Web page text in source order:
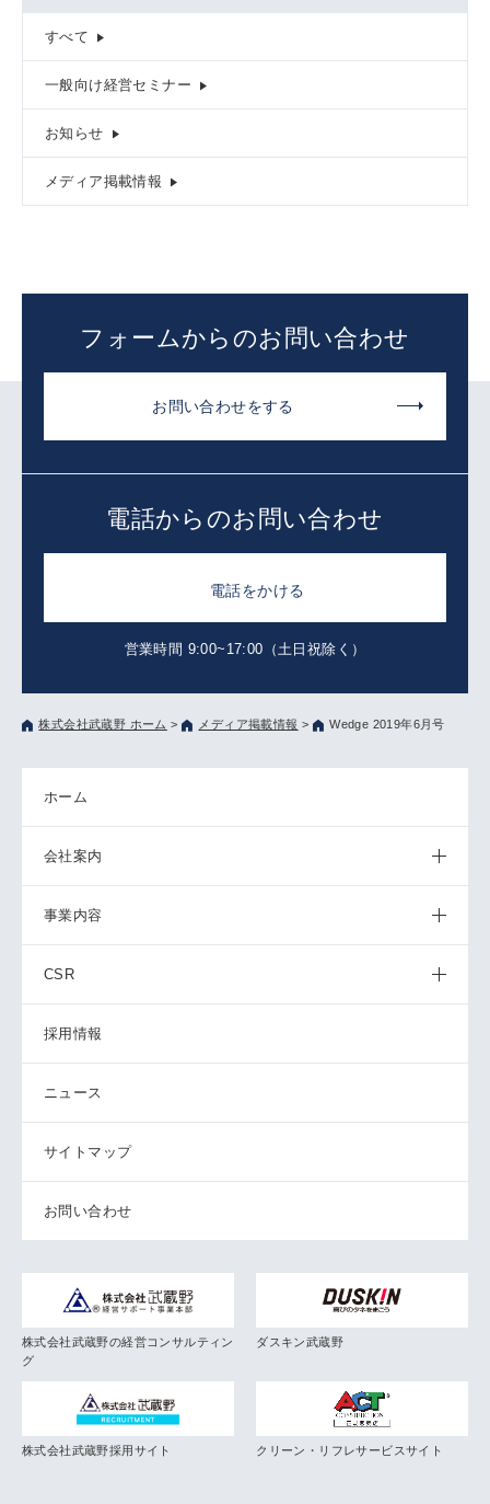
すべて
一般向け経営セミナー
お知らせ
メディア掲載情報
フォームからのお問い合わせ
お問い合わせをする
電話からのお問い合わせ
電話をかける
営業時間 9:00~17:00（土日祝除く）
株式会社武蔵野 ホーム > メディア掲載情報 > Wedge 2019年6月号
ホーム
会社案内
事業内容
CSR
採用情報
ニュース
サイトマップ
お問い合わせ
株式会社武蔵野の経営コンサルティン
グ
ダスキン武蔵野
株式会社武蔵野採用サイト クリーン・リフレサービスサイト